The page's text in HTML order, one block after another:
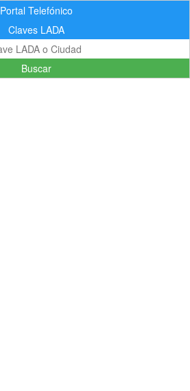
Portal Telefónico
Claves LADA
Buscar